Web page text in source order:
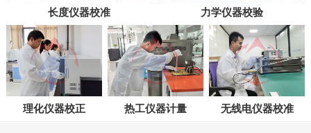
长度仪器校准 力学仪器校验
理化仪器校正 热工仪器计量 无线电仪器校准